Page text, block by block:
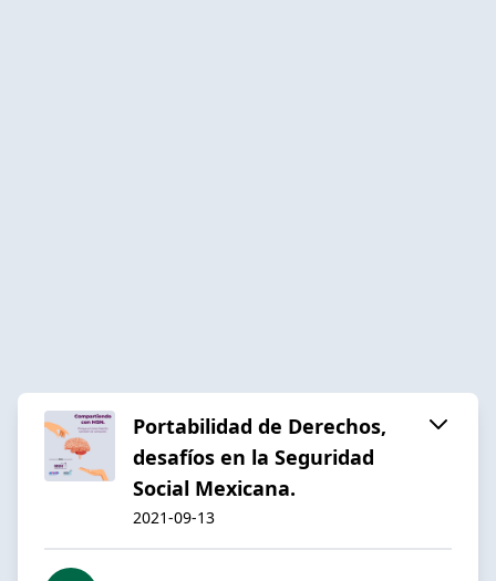
Portabilidad de Derechos,
desafíos en la Seguridad
Social Mexicana.
2021-09-13